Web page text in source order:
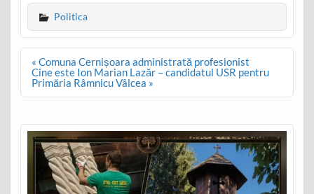
Politica
Post
navigation
« Comuna Cernișoara administrată profesionist
Cine este Ion Marian Lazăr – candidatul USR pentru
Primăria Râmnicu Vâlcea »